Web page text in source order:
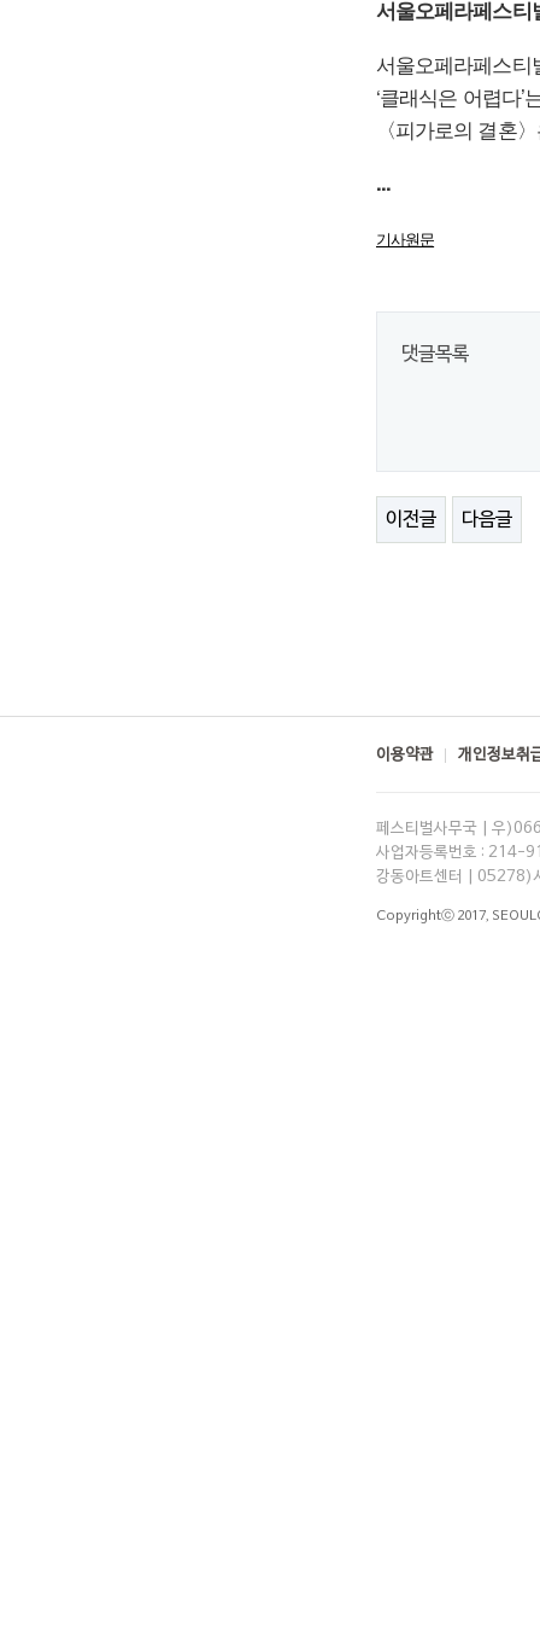
서울오페라페스티
서울오페라페스티
‘클래식은 어렵다
〈피가로의 결혼
...
기사원문
댓글목록
이전글 다음글
이용약관 개인정보취
페스티벌사무국 | 우
사업자등록번호 :
강동아트센터 | 05278)
Copyrightⓒ 2017,